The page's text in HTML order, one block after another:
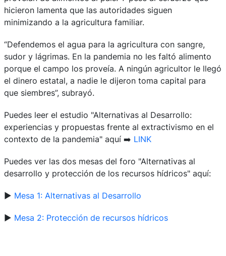
hicieron lamenta que las autoridades siguen
minimizando a la agricultura familiar.
“Defendemos el agua para la agricultura con sangre,
sudor y lágrimas. En la pandemia no les faltó alimento
porque el campo los proveía. A ningún agricultor le llegó
el dinero estatal, a nadie le dijeron toma capital para
que siembres”, subrayó.
Puedes leer el estudio "Alternativas al Desarrollo:
experiencias y propuestas frente al extractivismo en el
contexto de la pandemia" aquí ➡️ LINK
Puedes ver las dos mesas del foro "Alternativas al
desarrollo y protección de los recursos hídricos" aquí:
▶️ Mesa 1: Alternativas al Desarrollo
▶️ Mesa 2: Protección de recursos hídricos